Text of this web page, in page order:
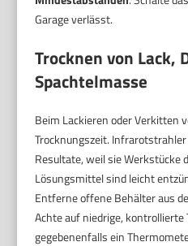
Garage verlässt.
Trocknen von
Spachtelmasse
Beim Lackieren oder Verkitten
Trocknungszeit.
Resultate, weil sie Werkstücke
Lösungsmittel sind leicht
Entferne offene Behälter aus
Achte auf niedrige, kontrollierte
gegebenenfalls ein